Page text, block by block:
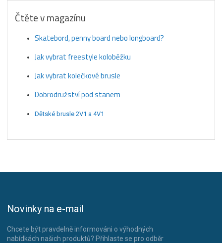
Čtěte v magazínu
Skatebord, penny board nebo longboard?
Jak vybrat freestyle koloběžku
Jak vybrat kolečkové brusle
Dobrodružství pod stanem
Dětské brusle 2V1 a 4V1
Novinky na e-mail
Chcete být pravdelně informováni o výhodných
nabídkách našich produktů? Přihlaste se pro odběr